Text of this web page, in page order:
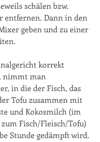
schälen bzw.
entfernen. Dann in den
geben und zu einer
korrekt
nimmt man
in die der Fisch, das
Tofu zusammen mit
und Kokosmilch (im
Fisch/Fleisch/Tofu)
Stunde gedämpft wird.